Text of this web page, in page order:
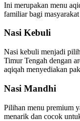
Ini merupakan menu
familiar bagi
Nasi Kebuli
Nasi kebuli menjadi
Timur Tengah dengan
aqiqah menyediakan
Nasi Mandhi
Pilihan menu premium
menarik dan cocok